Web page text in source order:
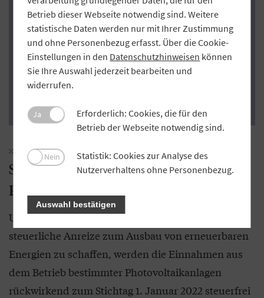
Fiktiven Veräußerungsgewinns zum 31. Dezember 2017
Viertes Corona-Steuerhilfegesetz
Zinsanpassungsgesetz (§ 233a Abgabenordnung)
Steuerentlastungsgesetz 2022
Steuerbefreiung für bestimmte
Photovoltaikanlagen
Um bürokratische Hürden abzubauen und
steuerliche Anreize zum Ausbau von erneuerbaren
Energien zu schaffen, werden die Einnahmen aus
dem Betrieb bestimmter Photovoltaikanlagen
rückwirkend zum Stichtag 1. Januar 2022 steuerfrei
Betrieb dieser Webseite notwendig sind. Weitere
statistische Daten werden nur mit Ihrer Zustimmung
und ohne Personenbezug erfasst. Über die Cookie-
Einstellungen in den Datenschutzhinweisen können
Sie Ihre Auswahl jederzeit bearbeiten und
widerrufen.
Ja
Erforderlich: Cookies, die für den
Betrieb der Webseite notwendig sind.
Nein
Statistik: Cookies zur Analyse des
Nutzerverhaltens ohne Personenbezug.
Auswahl bestätigen